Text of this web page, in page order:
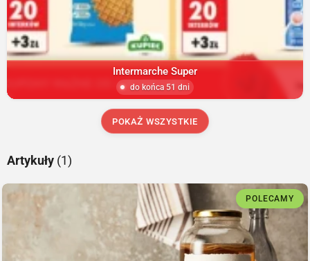
Intermarche Super
do końca 51 dni
POKAŻ WSZYSTKIE
Artykuły (1)
POLECAMY